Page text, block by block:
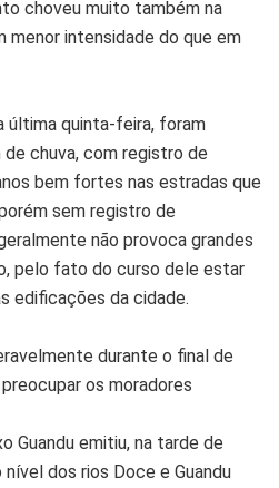
choveu muito também na
menor intensidade do que em
última quinta-feira, foram
chuva, com registro de
bem fortes nas estradas que
sem registro de
não provoca grandes
pelo fato do curso dele estar
edificações da cidade.
durante o final de
os moradores
Guandu emitiu, na tarde de
dos rios Doce e Guandu